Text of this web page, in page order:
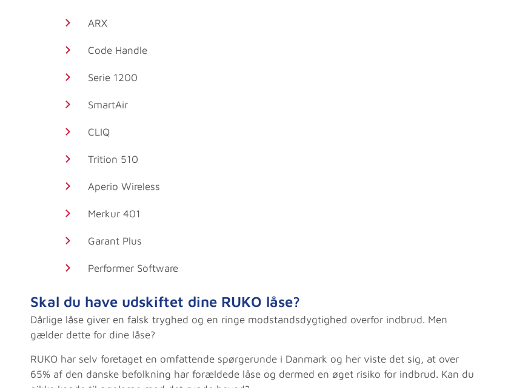
ARX
Code Handle
Serie 1200
SmartAir
CLIQ
Trition 510
Aperio Wireless
Merkur 401
Garant Plus
Performer Software
Skal du have udskiftet dine RUKO låse?
Dårlige låse giver en falsk tryghed og en ringe modstandsdygtighed overfor indbrud. Men
gælder dette for dine låse?
RUKO har selv foretaget en omfattende spørgerunde i Danmark og her viste det sig, at over
65% af den danske befolkning har forældede låse og dermed en øget risiko for indbrud. Kan du